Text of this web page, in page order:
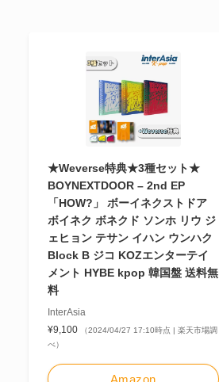
★Weverse特典★3種セット★
BOYNEXTDOOR – 2nd EP
「HOW?」 ボーイネクストドア
ボイネク ボネクド ソンホ リウ ジ
ェヒョン テサン イハン ウンハク
Block B ジコ KOZエンターテイ
メント HYBE kpop 韓国盤 送料無
料
InterAsia
¥9,100
（2024/04/27 17:10時点 | 楽天市場調
べ）